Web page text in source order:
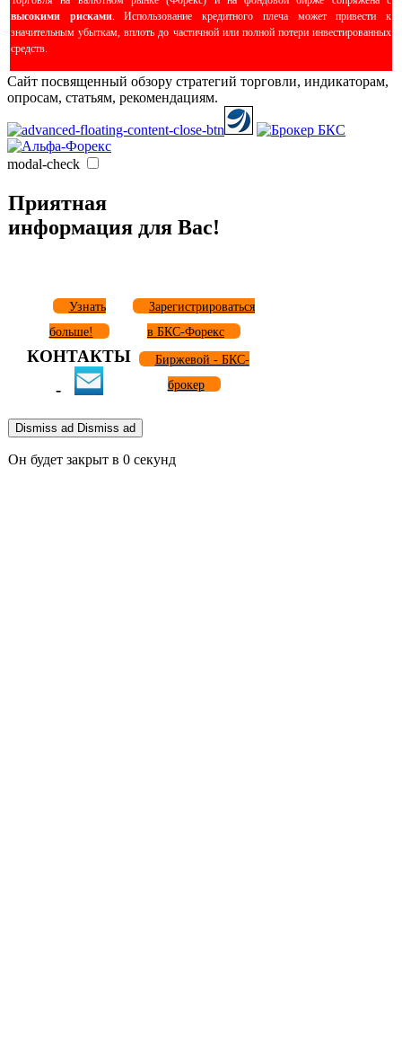
высокими рисками. Использование кредитного плеча может привести к
значительным убыткам, вплоть до частичной или полной потери инвестированных
средств.
Сайт посвященный обзору стратегий торговли, индикаторам,
опросам, статьям, рекомендациям.
modal-check
Приятная
информация для Вас!
Узнать
больше!
Зарегистрироваться
в БКС-Форекс
КОНТАКТЫ
-
Биржевой - БКС-
брокер
Dismiss ad Dismiss ad
Он будет закрыт в 0 секунд